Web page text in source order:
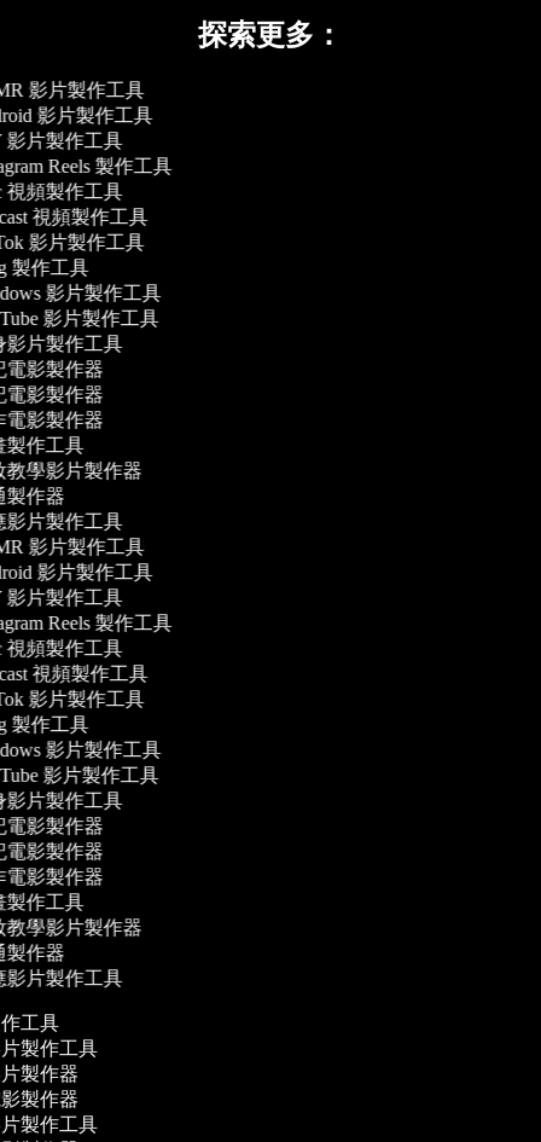
探索更多：
影片製作工具
影片製作工具
片製作工具
Reels 製作工具
頻製作工具
視頻製作工具
影片製作工具
製作工具
影片製作工具
影片製作工具
片製作工具
影製作器
影製作器
影製作器
作工具
學影片製作器
作器
片製作工具
影片製作工具
影片製作工具
片製作工具
Reels 製作工具
頻製作工具
視頻製作工具
影片製作工具
製作工具
影片製作工具
影片製作工具
片製作工具
影製作器
影製作器
影製作器
作工具
學影片製作器
作器
片製作工具
作工具
片製作工具
片製作器
影製作器
片製作工具